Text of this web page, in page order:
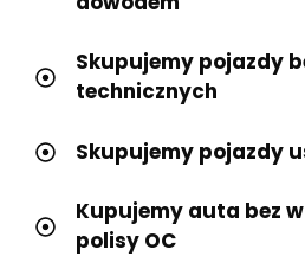
Skupujemy pojazdy
technicznych
Skupujemy pojazdy
Kupujemy auta bez
polisy OC